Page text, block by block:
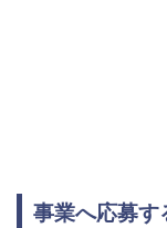
事業へ応募す